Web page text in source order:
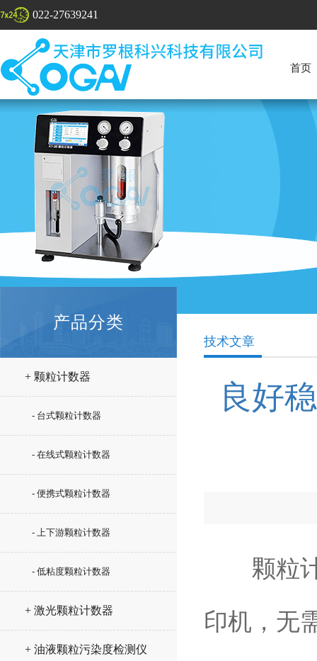
022-27639241
首页
产品分类
+ 颗粒计数器
- 台式颗粒计数器
- 在线式颗粒计数器
- 便携式颗粒计数器
- 上下游颗粒计数器
- 低粘度颗粒计数器
+ 激光颗粒计数器
+ 油液颗粒污染度检测仪
技术文章
良好
颗粒计
印机，无